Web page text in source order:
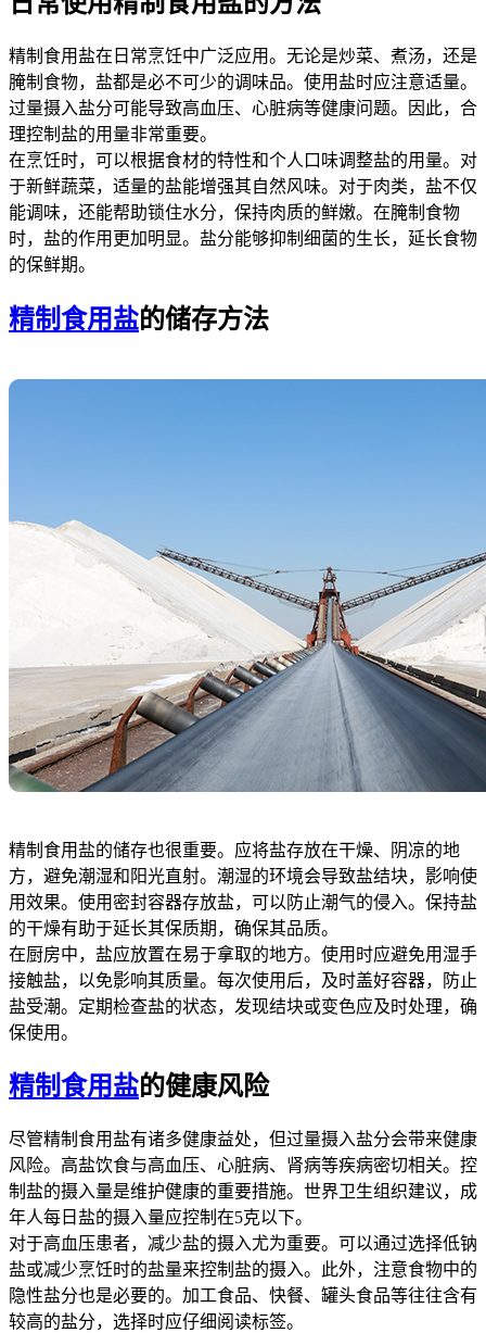
精制食用盐在日常烹饪中广泛应用。无论是炒菜、煮汤，还是
腌制食物，盐都是必不可少的调味品。使用盐时应注意适量。
过量摄入盐分可能导致高血压、心脏病等健康问题。因此，合
理控制盐的用量非常重要。
在烹饪时，可以根据食材的特性和个人口味调整盐的用量。对
于新鲜蔬菜，适量的盐能增强其自然风味。对于肉类，盐不仅
能调味，还能帮助锁住水分，保持肉质的鲜嫩。在腌制食物
时，盐的作用更加明显。盐分能够抑制细菌的生长，延长食物
的保鲜期。
精制食用盐的储存方法
精制食用盐的储存也很重要。应将盐存放在干燥、阴凉的地
方，避免潮湿和阳光直射。潮湿的环境会导致盐结块，影响使
用效果。使用密封容器存放盐，可以防止潮气的侵入。保持盐
的干燥有助于延长其保质期，确保其品质。
在厨房中，盐应放置在易于拿取的地方。使用时应避免用湿手
接触盐，以免影响其质量。每次使用后，及时盖好容器，防止
盐受潮。定期检查盐的状态，发现结块或变色应及时处理，确
保使用。
精制食用盐的健康风险
尽管精制食用盐有诸多健康益处，但过量摄入盐分会带来健康
风险。高盐饮食与高血压、心脏病、肾病等疾病密切相关。控
制盐的摄入量是维护健康的重要措施。世界卫生组织建议，成
年人每日盐的摄入量应控制在5克以下。
对于高血压患者，减少盐的摄入尤为重要。可以通过选择低钠
盐或减少烹饪时的盐量来控制盐的摄入。此外，注意食物中的
隐性盐分也是必要的。加工食品、快餐、罐头食品等往往含有
较高的盐分，选择时应仔细阅读标签。